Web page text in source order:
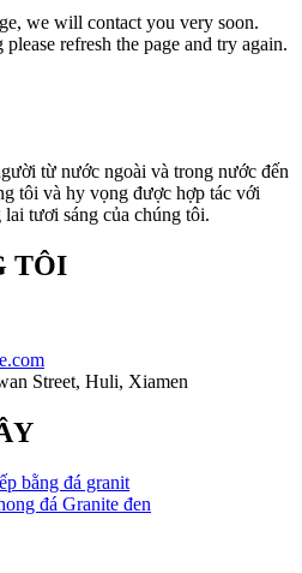
we will contact you very soon.
refresh the page and try again.
từ nước ngoài và trong nước đến
tôi và hy vọng được hợp tác với
tươi sáng của chúng tôi.
TÔI
Street, Huli, Xiamen
bằng đá granit
đá Granite đen